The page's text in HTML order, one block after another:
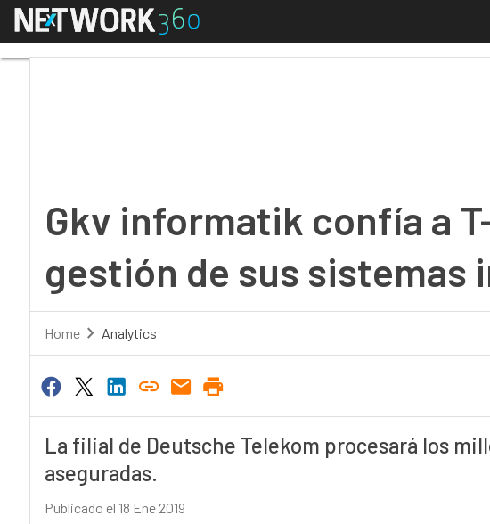
Menú
Gkv informatik confía a
gestión de sus sistemas
Home Analytics
La filial de Deutsche Telekom procesará los
aseguradas.
Publicado el 18 Ene 2019